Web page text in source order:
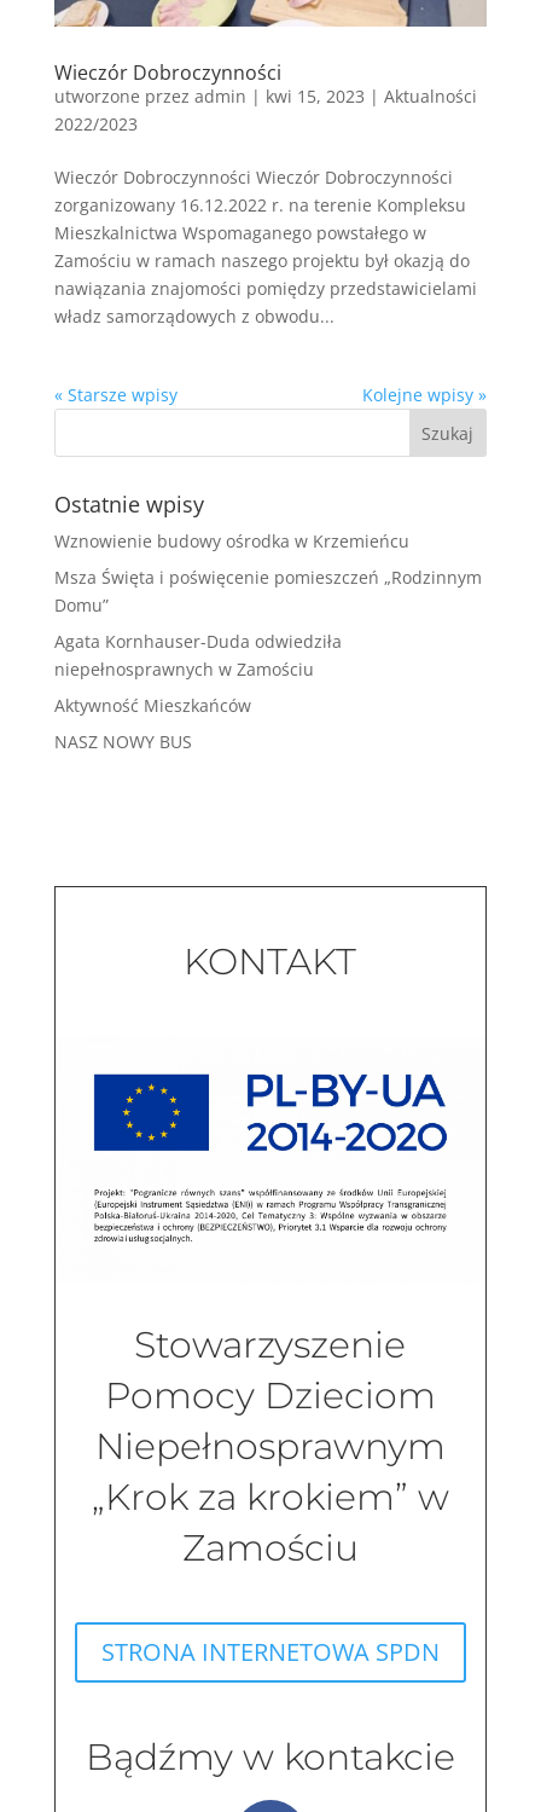
Wieczór Dobroczynności
utworzone przez admin | kwi 15, 2023 | Aktualności
2022/2023
Wieczór Dobroczynności Wieczór Dobroczynności
zorganizowany 16.12.2022 r. na terenie Kompleksu
Mieszkalnictwa Wspomaganego powstałego w
Zamościu w ramach naszego projektu był okazją do
nawiązania znajomości pomiędzy przedstawicielami
władz samorządowych z obwodu...
« Starsze wpisy Kolejne wpisy »
Ostatnie wpisy
Wznowienie budowy ośrodka w Krzemieńcu
Msza Święta i poświęcenie pomieszczeń „Rodzinnym
Domu”
Agata Kornhauser-Duda odwiedziła
niepełnosprawnych w Zamościu
Aktywność Mieszkańców
NASZ NOWY BUS
KONTAKT
Stowarzyszenie
Pomocy Dzieciom
Niepełnosprawnym
„Krok za krokiem” w
Zamościu
STRONA INTERNETOWA SPDN
Bądźmy w kontakcie